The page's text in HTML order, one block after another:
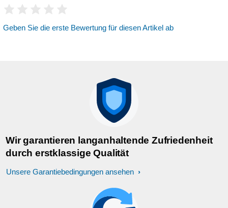
Geben Sie die erste Bewertung für diesen Artikel ab
Wir garantieren langanhaltende Zufriedenheit
durch erstklassige Qualität
Unsere Garantiebedingungen ansehen